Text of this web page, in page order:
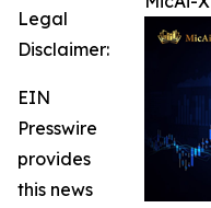
Legal
Disclaimer:
EIN
Presswire
provides
this news